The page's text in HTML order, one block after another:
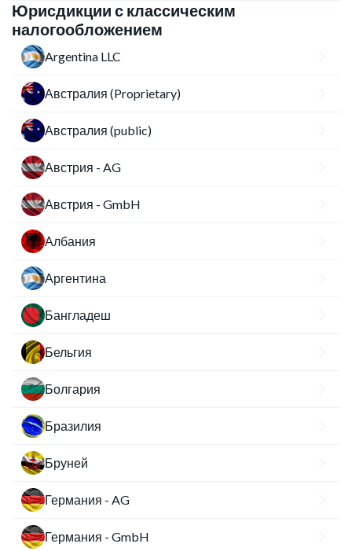
Юрисдикции с классическим
налогообложением
Argentina LLC
Австралия (Proprietary)
Австралия (public)
Австрия - AG
Австрия - GmbH
Албания
Аргентина
Бангладеш
Бельгия
Болгария
Бразилия
Бруней
Германия - AG
Германия - GmbH